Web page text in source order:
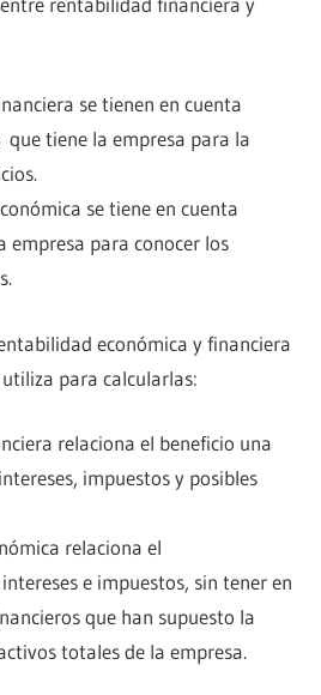
se tienen en cuenta
que tiene la empresa para la
se tiene en cuenta
empresa para conocer los
económica y financiera
utiliza para calcularlas:
relaciona el beneficio una
impuestos y posibles
relaciona el
e impuestos, sin tener en
que han supuesto la
totales de la empresa.